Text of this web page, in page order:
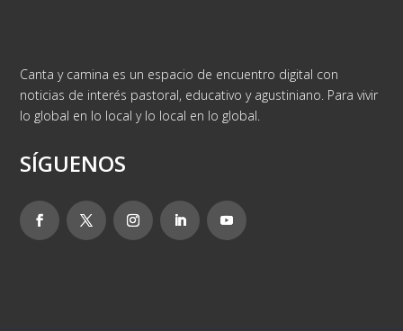
Canta y camina es un espacio de encuentro digital con
noticias de interés pastoral, educativo y agustiniano. Para vivir
lo global en lo local y lo local en lo global.
SÍGUENOS